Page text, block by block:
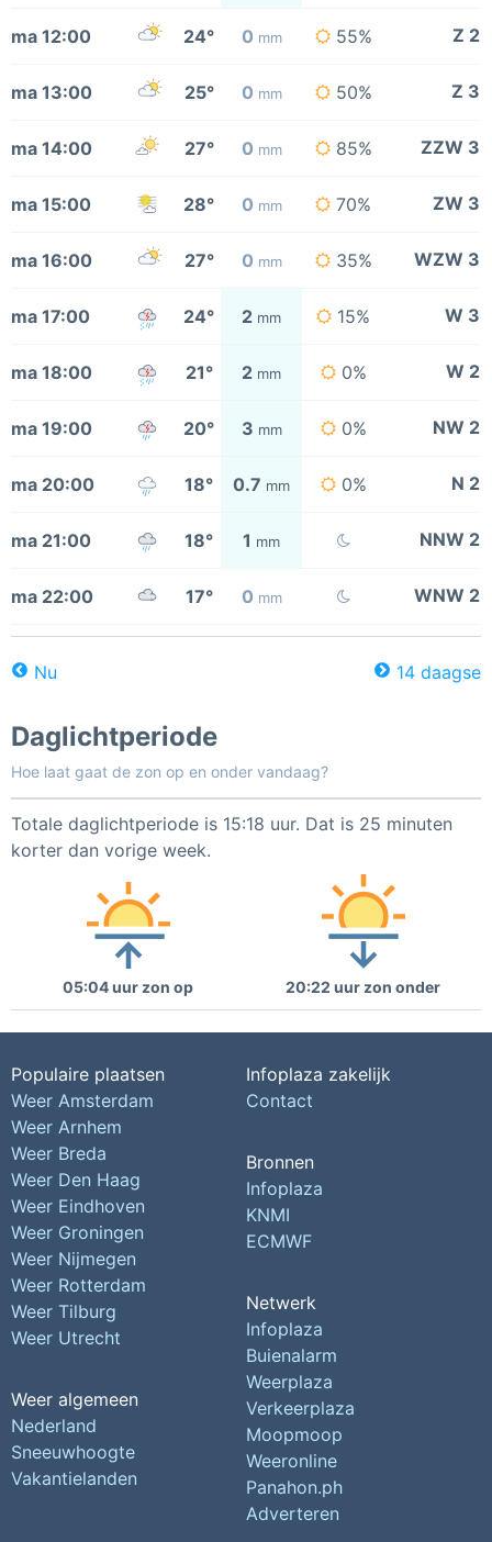
ma 12:00 24° 0 mm 55% Z 2
ma 13:00 25° 0 mm 50% Z 3
ma 14:00 27° 0 mm 85% ZZW 3
ma 15:00 28° 0 mm 70% ZW 3
ma 16:00 27° 0 mm 35% WZW 3
ma 17:00 24° 2 mm 15% W 3
ma 18:00 21° 2 mm 0% W 2
ma 19:00 20° 3 mm 0% NW 2
ma 20:00 18° 0.7 mm 0% N 2
ma 21:00 18° 1 mm NNW 2
ma 22:00 17° 0 mm WNW 2
Nu 14 daagse
Daglichtperiode
Hoe laat gaat de zon op en onder vandaag?
Totale daglichtperiode is 15:18 uur. Dat is 25 minuten
korter dan vorige week.
05:04 uur zon op 20:22 uur zon onder
Populaire plaatsen
Weer Amsterdam
Weer Arnhem
Weer Breda
Weer Den Haag
Weer Eindhoven
Weer Groningen
Weer Nijmegen
Weer Rotterdam
Weer Tilburg
Weer Utrecht
Weer algemeen
Nederland
Sneeuwhoogte
Vakantielanden
Infoplaza zakelijk
Contact
Bronnen
Infoplaza
KNMI
ECMWF
Netwerk
Infoplaza
Buienalarm
Weerplaza
Verkeerplaza
Moopmoop
Weeronline
Panahon.ph
Adverteren